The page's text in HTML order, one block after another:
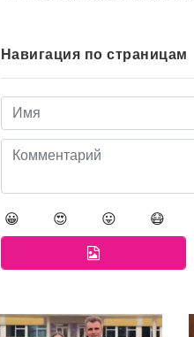
Навигация по страницам
😀 😍 😛 😷